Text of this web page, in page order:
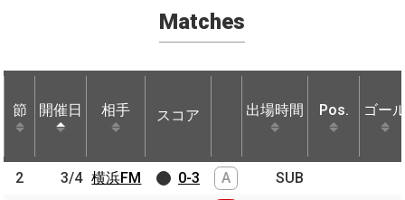
Matches
節 開催日 相手 スコア 出場時間 Pos. ゴー
節 開催日 相手 スコア 出場時間
2 3/4 横浜FM 0-3 A
SUB
節 開催日 相手
2 3/4 横浜FM